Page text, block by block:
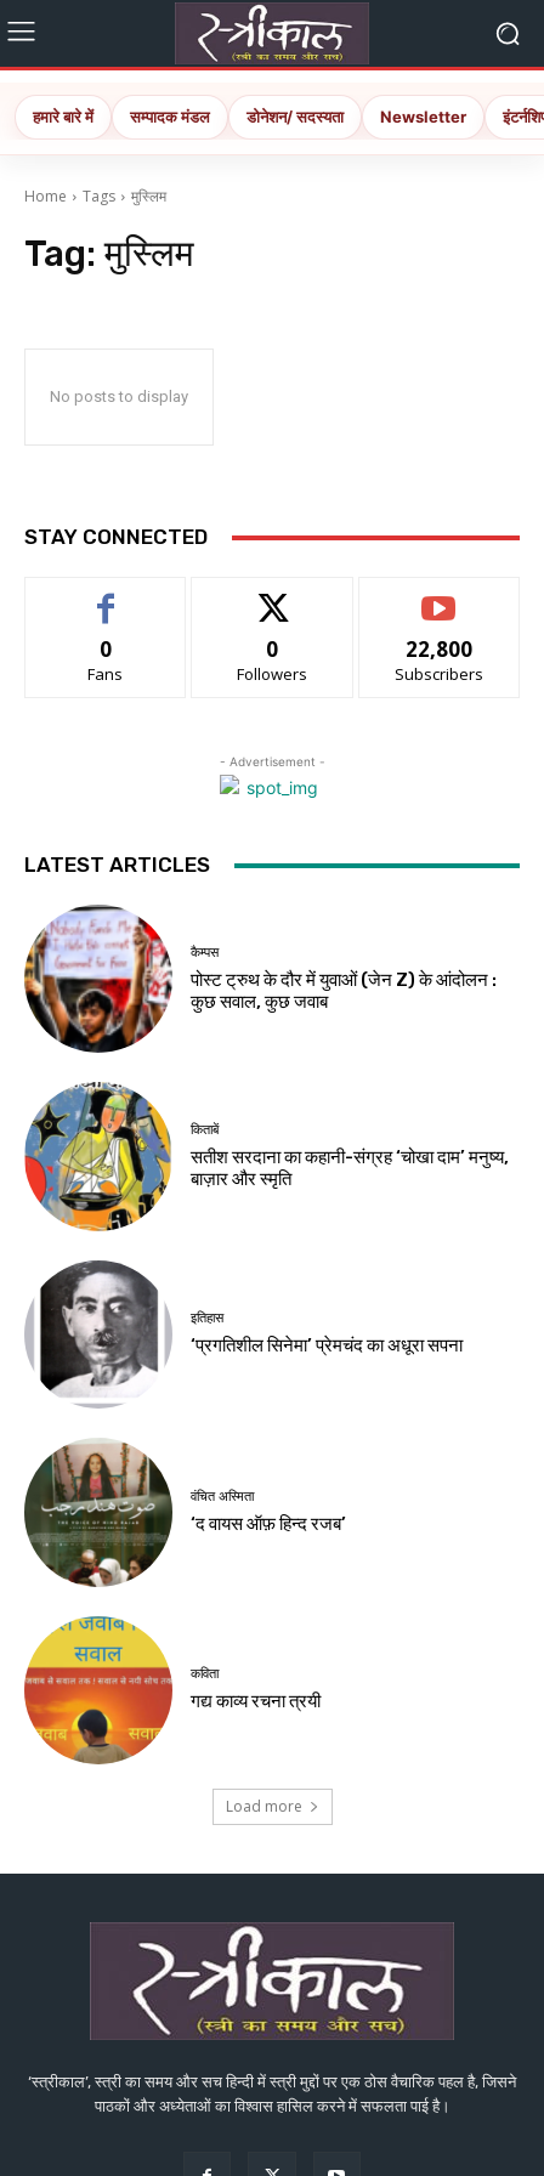
हमारे बारे में सम्पादक मंडल डोनेशन/ सदस्यता Newsletter
Home Tags मुस्लिम
Tag:मुस्लिम
No posts to display
STAY CONNECTED
0
Fans
0
Followers
22,800
Subscribers
- Advertisement -
LATEST ARTICLES
कैम्पस
पोस्ट ट्रुथ के दौर में युवाओं (जेन Z) के आंदोलन :
कुछ सवाल, कुछ जवाब
किताबें
सतीश सरदाना का कहानी-संग्रह ‘चोखा दाम’ मनुष्य,
बाज़ार और स्मृति
इतिहास
‘प्रगतिशील सिनेमा’ प्रेमचंद का अधूरा सपना
वंचित अस्मिता
‘द वायस ऑफ़ हिन्द रजब’
कविता
गद्य काव्य रचना त्रयी
Load more
‘स्त्रीकाल’, स्त्री का समय और सच हिन्दी में स्त्री मुद्दों पर एक ठोस वैचारिक पहल है, जिसने
पाठकों और अध्येताओं का विश्वास हासिल करने में सफलता पाई है।